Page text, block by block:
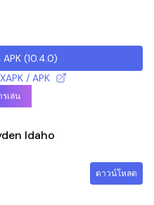
(10.4.0)
/ APK
เล่น
Idaho
ดาวน์โหลด